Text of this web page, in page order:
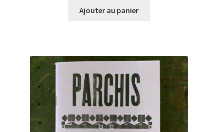
Ajouter au panier